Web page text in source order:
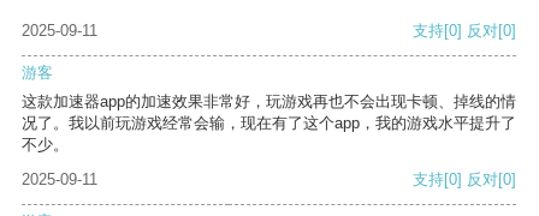
2025-09-11 支持[0] 反对[0]
游客
这款加速器app的加速效果非常好，玩游戏再也不会出现卡顿、掉线的情
况了。我以前玩游戏经常会输，现在有了这个app，我的游戏水平提升了
不少。
2025-09-11
支持[0] 反对[0]